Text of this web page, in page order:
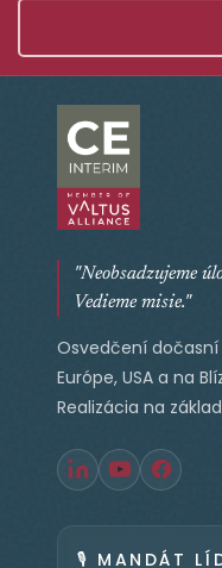
"Neobsadzujeme
Vedieme misie."
Osvedčení
Európe, USA a na
Realizácia na
🎙️ MANDÁT